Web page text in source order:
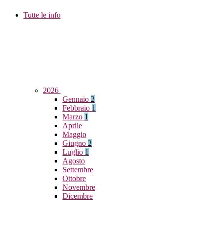
Tutte le info
2026
Gennaio 2
Febbraio 1
Marzo 1
Aprile
Maggio
Giugno 2
Luglio 1
Agosto
Settembre
Ottobre
Novembre
Dicembre